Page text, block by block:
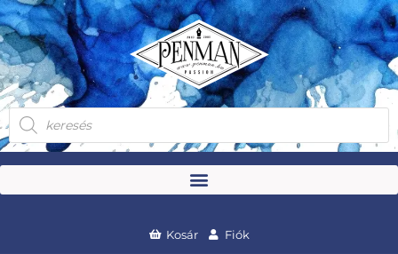
Skip
to
content
Products
search
Kosár Fiók